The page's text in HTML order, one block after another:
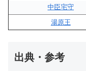
中臣宅守
湯原王
出典・参考